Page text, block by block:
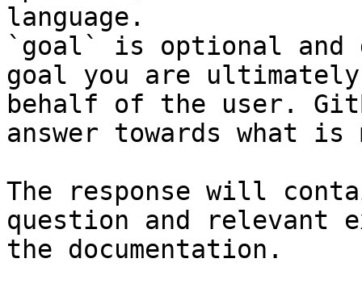
language.
`goal` is optional and
goal you are
behalf of the user.
answer towards what
The response will
question and relevant
the documentation.